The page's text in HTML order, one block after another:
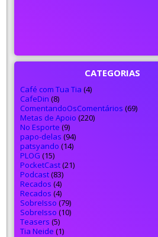
CATEGORIAS
Café com Tua Tia (4)
CafeDin (8)
ComentandoOsComentários (69)
Metas de Apoio (220)
No Esporte (9)
papo-delas (94)
patsyando (14)
PLOG (15)
PocketCast(21)
Podcast(83)
Recados (4)
Recados (4)
SobreIsso (79)
SobreIsso (10)
Teasers (5)
Tia Neide (1)